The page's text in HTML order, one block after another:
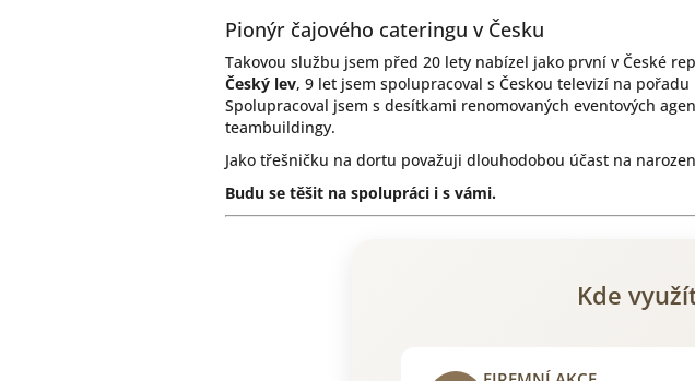
Pionýr čajového cateringu v Česku
Takovou službu jsem před 20 lety nabízel jako první v České
Český lev, 9 let jsem spolupracoval s Českou televizí na pořadu
Spolupracoval jsem s desítkami renomovaných eventových
teambuildingy.
Jako třešničku na dortu považuji dlouhodobou účast na
Budu se těšit na spolupráci i s vámi.
Kde